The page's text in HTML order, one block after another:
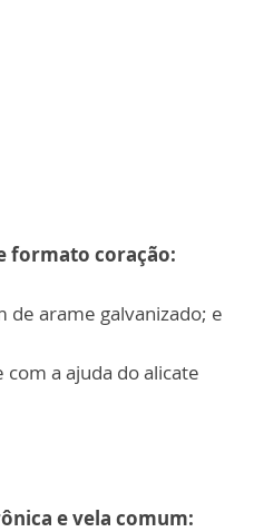
formato coração:
de arame galvanizado; e
a ajuda do alicate
e vela comum: